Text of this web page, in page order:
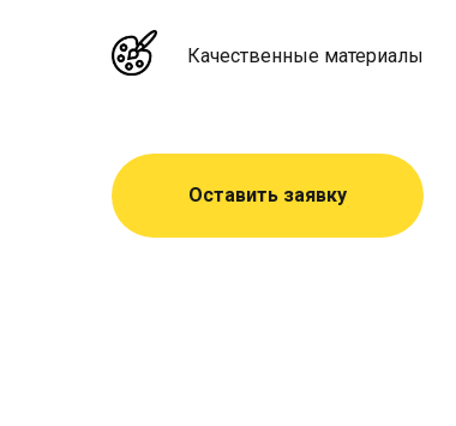
Качественные материалы
Оставить заявку